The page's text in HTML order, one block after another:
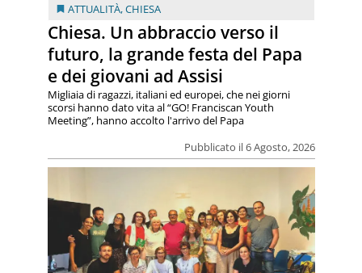
ATTUALITÀ,CHIESA
Chiesa. Un abbraccio verso il
futuro, la grande festa del Papa
e dei giovani ad Assisi
Pubblicato il 6 Agosto, 2026
Migliaia di ragazzi, italiani ed europei, che nei giorni
scorsi hanno dato vita al “GO! Franciscan Youth
Meeting”, hanno accolto l'arrivo del Papa